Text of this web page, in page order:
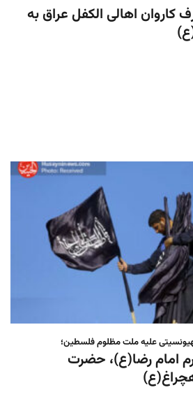
اهالی الکفل عراق به
علیه ملت مظلوم فلسطین؛
امام رضا(ع)، حضرت